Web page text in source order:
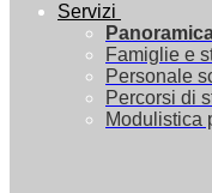
Servizi
Famiglie e
Personale
Percorsi di
Modulistica